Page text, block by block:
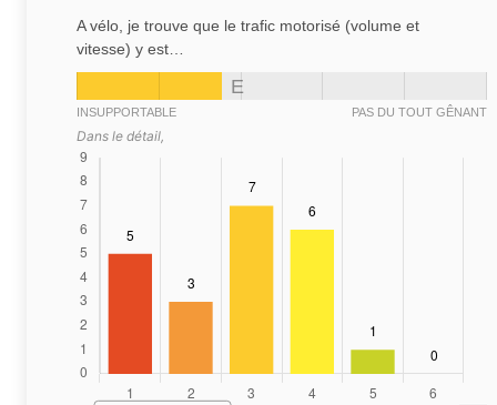
A vélo, je trouve que le trafic motorisé (volume et
vitesse) y est…
E
INSUPPORTABLE PAS DU TOUT GÊNANT
Dans le détail,